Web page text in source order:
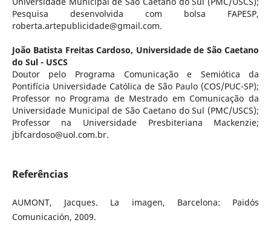
Pesquisa desenvolvida com bolsa FAPESP,
roberta.artepublicidade@gmail.com.
João Batista Freitas Cardoso, Universidade de São Caetano
do Sul - USCS
Doutor pelo Programa Comunicação e Semiótica da
Pontifícia Universidade Católica de São Paulo (COS/PUC-SP);
Professor no Programa de Mestrado em Comunicação da
Universidade Municipal de São Caetano do Sul (PMC/USCS);
Professor na Universidade Presbiteriana Mackenzie;
jbfcardoso@uol.com.br.
Referências
AUMONT, Jacques. La imagen, Barcelona: Paidós
Comunicación, 2009.